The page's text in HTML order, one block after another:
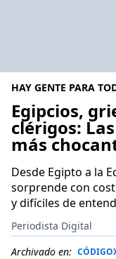
HAY GENTE PARA
Egipcios,
clérigos:
más
Desde Egipto a la
sorprende con
y difíciles de
Periodista Digital
Archivado en: